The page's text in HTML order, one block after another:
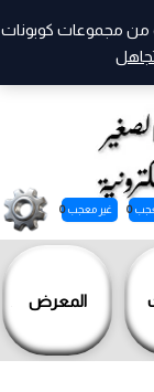
المعرض
0 غير معجب 0
من مجموعات كوبونات